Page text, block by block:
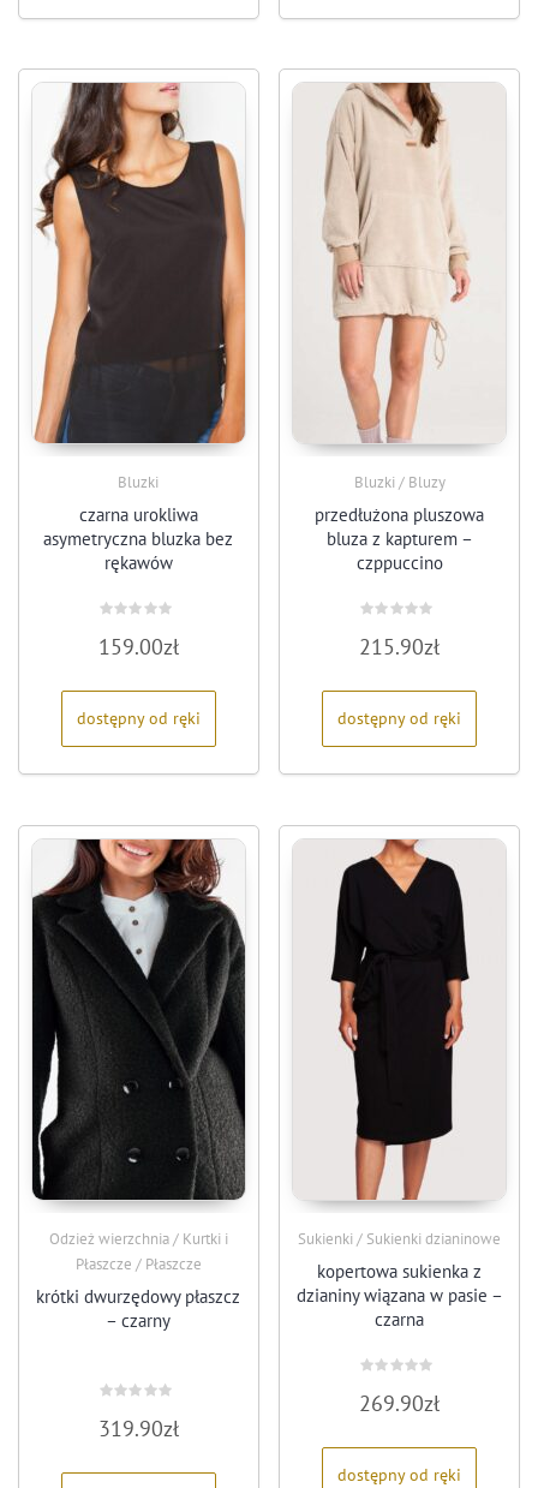
Bluzki
czarna urokliwa
asymetryczna bluzka bez
rękawów
0159.00zł
dostępny od ręki
Bluzki / Bluzy
przedłużona pluszowa
bluza z kapturem –
czppuccino
0
215.90zł
dostępny od ręki
Odzież wierzchnia / Kurtki i
Płaszcze / Płaszcze
krótki dwurzędowy płaszcz
– czarny
0
319.90zł
Sukienki / Sukienki dzianinowe
kopertowa sukienka z
dzianiny wiązana w pasie –
czarna
0
269.90zł
dostępny od ręki